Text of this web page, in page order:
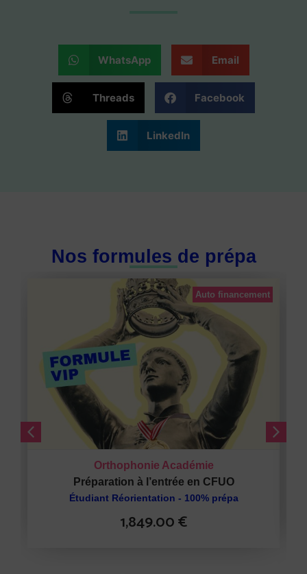
WhatsApp Email
Threads Facebook
LinkedIn
Nos formules de prépa
Auto financement
Orthophonie Académie
Préparation à l’entrée en CFUO
Étudiant Réorientation - 100% prépa
1,849.00€